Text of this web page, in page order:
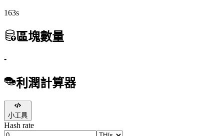
163s
區塊數量
-
利潤計算器
小工具
Hash rate